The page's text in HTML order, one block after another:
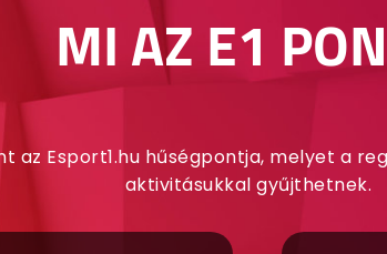
MI AZ E1
az Esport1.hu hűségpontja, melyet a
aktivitásukkal gyűjthetnek.